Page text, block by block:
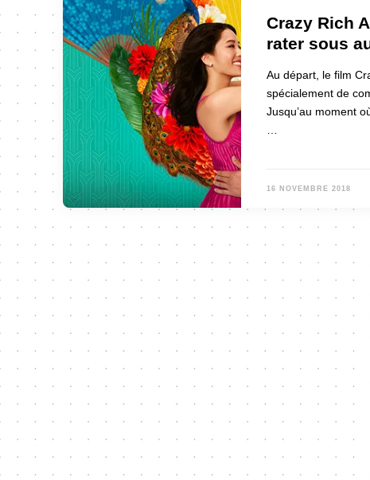
Crazy Rich
rater sous
Au départ, le film
spécialement de
Jusqu’au moment
…
16 NOVEMBRE 2018